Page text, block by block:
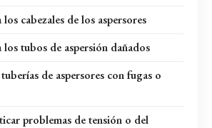
los cabezales de los aspersores
los tubos de aspersión dañados
de aspersores con fugas o
problemas de tensión o del